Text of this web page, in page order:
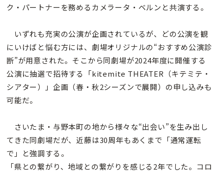
ク・パートナーを務めるカメラータ・ベルンと共演する。
いずれも充実の公演が企画されているが、どの公演を観
にいけばと悩む方には、劇場オリジナルの“おすすめ公演診
断”が用意された。そこから同劇場が2024年度に開催する
公演に抽選で招待する「kitemite THEATER（キテミテ・
シアター）」企画（春・秋2シーズンで展開）の申し込みも
可能だ。
さいたま・与野本町の地から様々な“出会い”を生み出し
てきた同劇場だが、近藤は30周年もあくまで「通常運転
で」と強調する。
「県との繋がり、地域との繋がりを感じる2年でした。コロ